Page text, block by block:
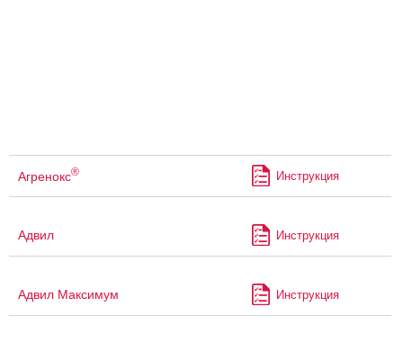
Агренокс® Инструкция
Адвил Инструкция
Адвил Максимум Инструкция